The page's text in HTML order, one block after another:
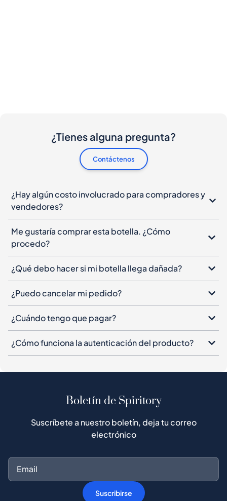
¿Tienes alguna pregunta?
Contáctenos
¿Hay algún costo involucrado para compradores y
vendedores?
Me gustaría comprar esta botella. ¿Cómo
procedo?
¿Qué debo hacer si mi botella llega dañada?
¿Puedo cancelar mi pedido?
¿Cuándo tengo que pagar?
¿Cómo funciona la autenticación del producto?
Boletín de Spiritory
Suscríbete a nuestro boletín, deja tu correo
electrónico
Suscribirse